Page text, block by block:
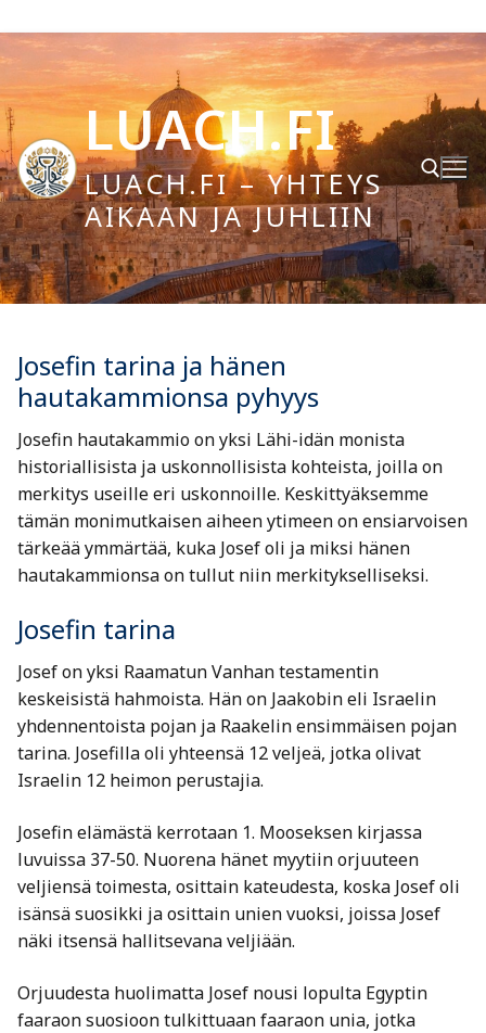
Hyppää
sisältöön
LUACH.FI
LUACH.FI – YHTEYS
AIKAAN JA JUHLIIN
Hae:
Josefin tarina ja hänen
hautakammionsa pyhyys
Josefin hautakammio on yksi Lähi-idän monista
historiallisista ja uskonnollisista kohteista, joilla on
merkitys useille eri uskonnoille. Keskittyäksemme
tämän monimutkaisen aiheen ytimeen on ensiarvoisen
tärkeää ymmärtää, kuka Josef oli ja miksi hänen
hautakammionsa on tullut niin merkitykselliseksi.
Josefin tarina
Josef on yksi Raamatun Vanhan testamentin
keskeisistä hahmoista. Hän on Jaakobin eli Israelin
yhdennentoista pojan ja Raakelin ensimmäisen pojan
tarina. Josefilla oli yhteensä 12 veljeä, jotka olivat
Israelin 12 heimon perustajia.
Josefin elämästä kerrotaan 1. Mooseksen kirjassa
luvuissa 37-50. Nuorena hänet myytiin orjuuteen
veljiensä toimesta, osittain kateudesta, koska Josef oli
isänsä suosikki ja osittain unien vuoksi, joissa Josef
näki itsensä hallitsevana veljiään.
Orjuudesta huolimatta Josef nousi lopulta Egyptin
faaraon suosioon tulkittuaan faaraon unia, jotka